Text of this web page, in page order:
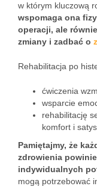
w którym kluczową
wspomaga ona
operacji, ale
zmiany i zadbać o
Rehabilitacja po
ćwiczenia
wsparcie
rehabilitację
komfort i
Pamiętajmy, że
zdrowienia
indywidualnych
mogą potrzebować